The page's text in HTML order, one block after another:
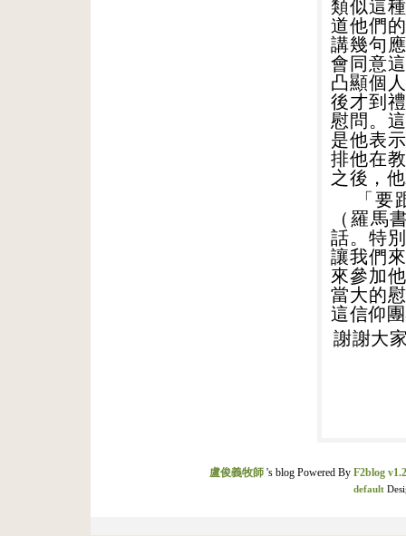
類似這
道他們
講幾句
會同意
凸顯個
後才到
慰問。
是他表
排他在
之後，
「要
（羅馬
話。特
讓我們
來參加
當大的
這信仰
謝謝大
盧俊義牧師's blog Powered By F2blog
default